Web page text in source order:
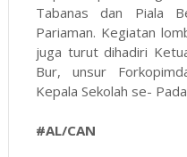
Tabanas dan Piala
Pariaman. Kegiatan
juga turut dihadiri
Bur, unsur
Kepala Sekolah se-
#AL/CAN